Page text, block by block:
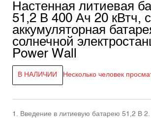
Настенная литиевая
51,2 В 400 Ач 20 кВтч,
аккумуляторная
солнечной
Power Wall
В НАЛИЧИИ Несколько человек
1. Введение в литиевую батарею 51,2 В